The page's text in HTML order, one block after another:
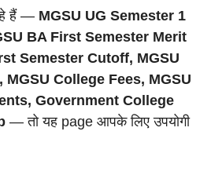
हैं — MGSU UG Semester 1
BA First Semester Merit
Semester Cutoff, MGSU
College Fees, MGSU
Government College
— तो यह page आपके लिए उपयोगी